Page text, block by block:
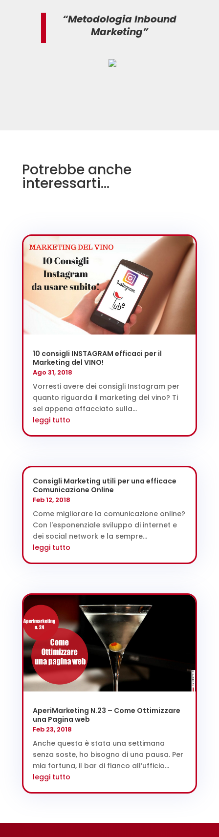
“Metodologia Inbound
Marketing”
Potrebbe anche
interessarti…
10 consigli INSTAGRAM efficaci per il
Marketing del VINO!
Ago 31, 2018
Vorresti avere dei consigli Instagram per
quanto riguarda il marketing del vino? Ti
sei appena affacciato sulla...
leggi tutto
Consigli Marketing utili per una efficace
Comunicazione Online
Feb 12, 2018
Come migliorare la comunicazione online?
Con l'esponenziale sviluppo di internet e
dei social network e la sempre...
leggi tutto
AperiMarketing N.23 – Come Ottimizzare
una Pagina web
Feb 23, 2018
Anche questa è stata una settimana
senza soste, ho bisogno di una pausa. Per
mia fortuna, il bar di fianco all’ufficio...
leggi tutto